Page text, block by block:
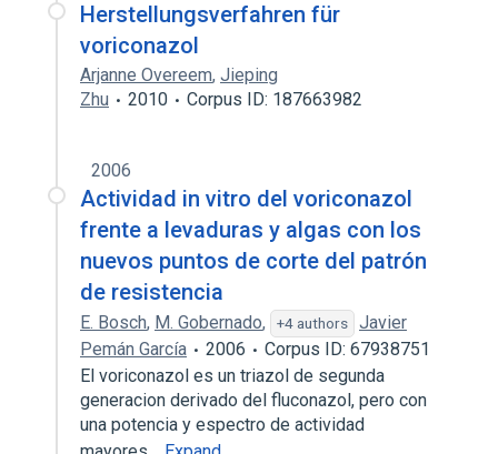
Herstellungsverfahren für
voriconazol
Arjanne Overeem, Jieping
Zhu
2010 Corpus ID: 187663982
2006
Actividad in vitro del voriconazol
frente a levaduras y algas con los
nuevos puntos de corte del patrón
de resistencia
E. Bosch, M. Gobernado, +4 authors
Javier
Pemán García
2006
Corpus ID: 67938751
El voriconazol es un triazol de segunda
generacion derivado del fluconazol, pero con
una potencia y espectro de actividad